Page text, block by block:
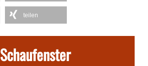
teilen
Schaufenster